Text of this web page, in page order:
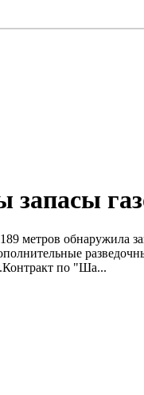
метров обнаружила
по "Ша...